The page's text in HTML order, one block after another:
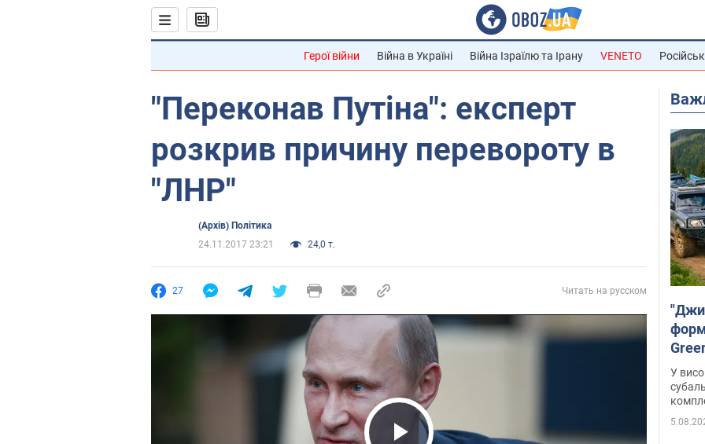
Герої війни Війна в Україні Війна Ізраїлю та Ірану VENETO
"Переконав Путіна": експерт
розкрив причину перевороту в
"ЛНР"
(Архів) Політика
24.11.2017 23:21
24,0 т.
27 Читать на русском
У